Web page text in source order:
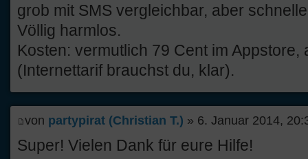
grob mit SMS vergleichbar, aber
Völlig harmlos.
Kosten: vermutlich 79 Cent im
(Internettarif brauchst du, klar).
von partypirat (Christian T.) » 6. Januar 2014,
Super! Vielen Dank für eure Hilfe!